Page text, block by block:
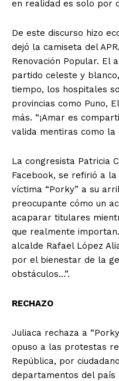
en realidad es solo por
De este discurso hizo
dejó la camiseta del
Renovación Popular. El
partido celeste y
tiempo, los hospitales
provincias como Puno,
más. “¡Amar es
valida mentiras como
La congresista Patricia
Facebook, se refirió a la
víctima “Porky” a su
preocupante cómo un
acaparar titulares
que realmente
alcalde Rafael López
por el bienestar de la
obstáculos…”.
RECHAZO
Juliaca rechaza a
opuso a las protestas
República, por
departamentos del